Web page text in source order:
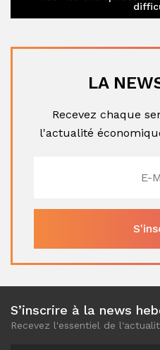
LA
Recevez chaque
l'actualité
S’inscrire à la news
Recevez l'essentiel de